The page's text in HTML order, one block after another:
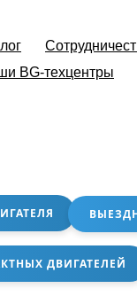
BG-техцентры
ДВИГАТЕЛЕЙ